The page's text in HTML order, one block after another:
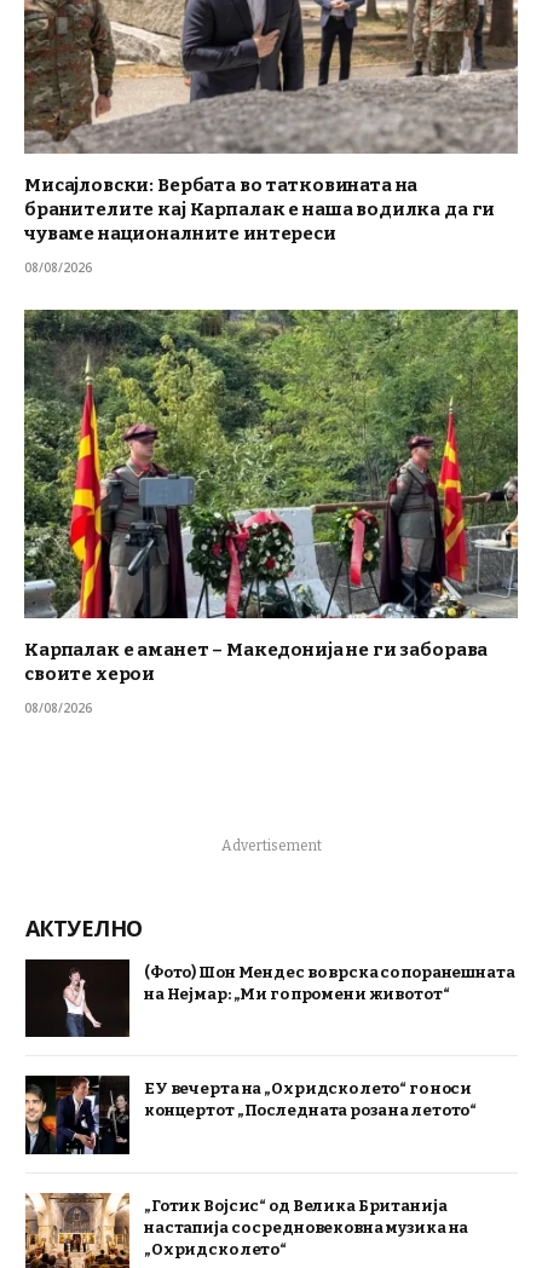
Мисајловски: Вербата во татковината на
бранителите кај Карпалак е наша водилка да ги
чуваме националните интереси
08/08/2026
Карпалак е аманет – Македонија не ги заборава
своите херои
08/08/2026
Advertisement
АКТУЕЛНО
(Фото) Шон Мендес во врска со поранешната
на Нејмар: „Ми го промени животот“
ЕУ вечерта на „Охридско лето“ го носи
концертот „Последната роза на летото“
„Готик Војсис“ од Велика Британија
настапија со средновековна музика на
„Охридско лето“